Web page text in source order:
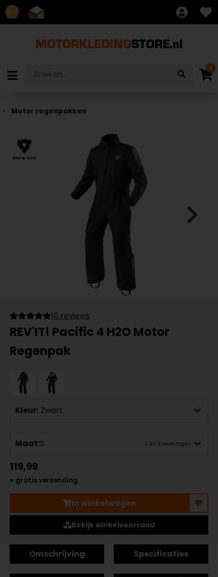
8.7
0
Motor regenpakken
10 reviews
REV'IT! Pacific 4 H2O Motor
Regenpak
Kleur: Zwart
Maat:S 3 tot 4 werkdagen
119,99
+ gratis verzending
In winkelwagen
Bekijk winkelvoorraad
Omschrijving Specificaties